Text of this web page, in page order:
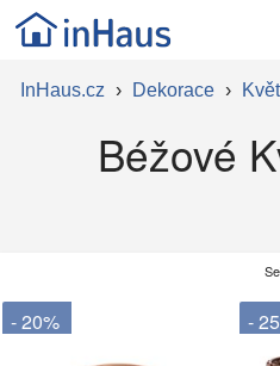
InHaus.cz › Dekorace ›
Béžové
- 20% -